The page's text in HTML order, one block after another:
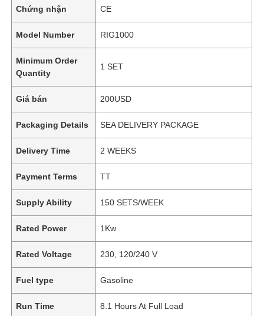
Chứng nhận CE
Model Number RIG1000
Minimum Order
Quantity
1 SET
Giá bán 200USD
Packaging Details SEA DELIVERY PACKAGE
Delivery Time 2 WEEKS
Payment Terms TT
Supply Ability 150 SETS/WEEK
Rated Power 1Kw
Rated Voltage 230, 120/240 V
Fuel type Gasoline
Run Time 8.1 Hours At Full Load